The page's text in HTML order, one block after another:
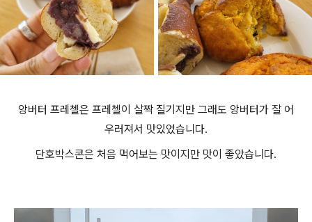
앙버터 프레첼은 프레첼이 살짝 질기지만 그래도 앙버터가 잘 어
우러져서 맛있었습니다.
단호박스콘은 처음 먹어보는 맛이지만 맛이 좋았습니다.